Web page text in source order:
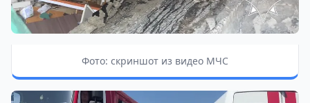
Фото: скриншот из видео МЧС